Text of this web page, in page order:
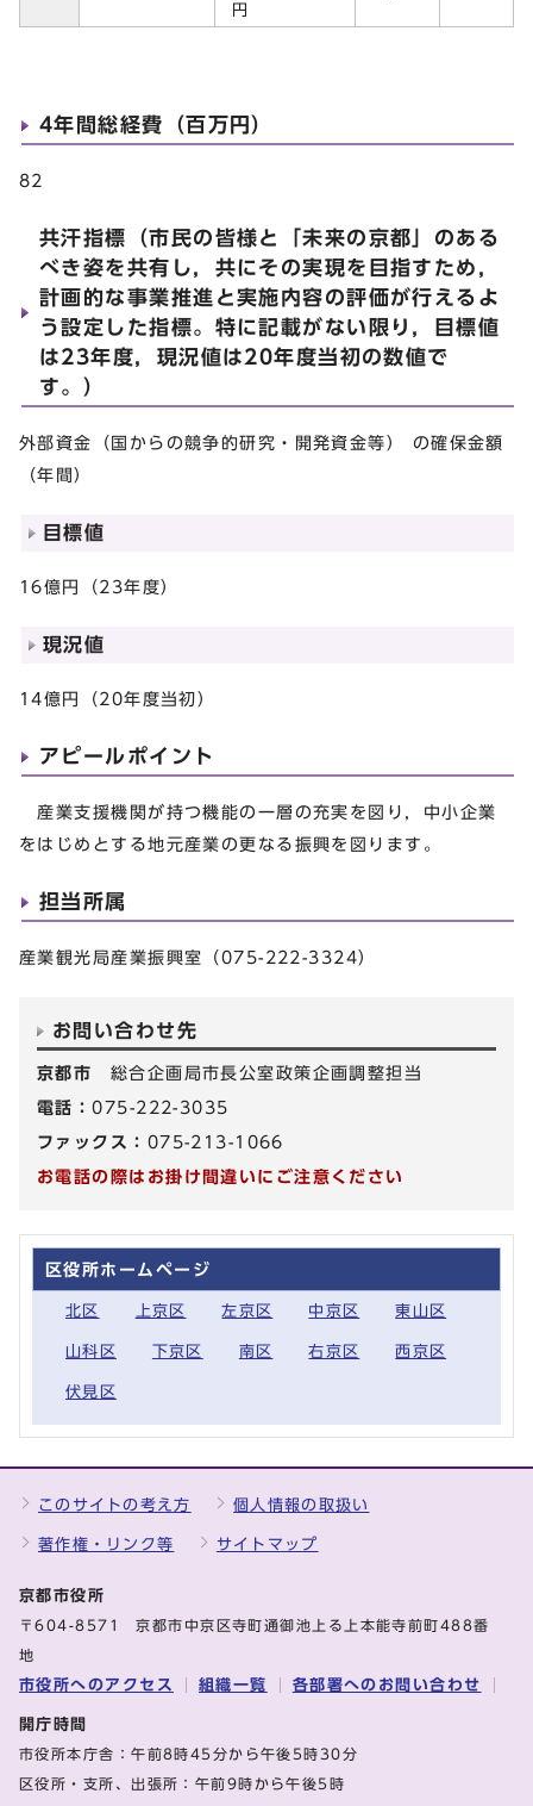
円
4年間総経費（百万円）
82
共汗指標（市民の皆様と「未来の京都」のある
べき姿を共有し，共にその実現を目指すため，
計画的な事業推進と実施内容の評価が行えるよ
う設定した指標。特に記載がない限り，目標値
は23年度，現況値は20年度当初の数値で
す。）
外部資金（国からの競争的研究・開発資金等） の確保金額
（年間）
目標値
16億円（23年度）
現況値
14億円（20年度当初）
アピールポイント
産業支援機関が持つ機能の一層の充実を図り，中小企業
をはじめとする地元産業の更なる振興を図ります。
担当所属
産業観光局産業振興室（075-222-3324）
お問い合わせ先
京都市 総合企画局市長公室政策企画調整担当
電話：075-222-3035
ファックス： 075-213-1066
お電話の際はお掛け間違いにご注意ください
区役所ホームページ
北区 上京区 左京区 中京区 東山区
山科区 下京区 南区 右京区 西京区
伏見区
このサイトの考え方 個人情報の取扱い
著作権・リンク等 サイトマップ
京都市役所
〒604-8571 京都市中京区寺町通御池上る上本能寺前町488番
地
市役所へのアクセス 組織一覧 各部署へのお問い合わせ
開庁時間
市役所本庁舎：午前8時45分から午後5時30分
区役所・支所、出張所：午前9時から午後5時